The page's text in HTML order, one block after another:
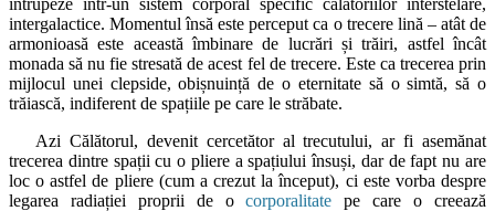
intergalactice. Momentul însă este perceput ca o trecere lină – atât de
armonioasă este această îmbinare de lucrări și trăiri, astfel încât
monada să nu fie stresată de acest fel de trecere. Este ca trecerea prin
mijlocul unei clepside, obișnuință de o eternitate să o simtă, să o
trăiască, indiferent de spațiile pe care le străbate.
Azi Călătorul, devenit cercetător al trecutului, ar fi asemănat
trecerea dintre spații cu o pliere a spațiului însuși, dar de fapt nu are
loc o astfel de pliere (cum a crezut la început), ci este vorba despre
legarea radiației proprii de ocorporalitate pe care o creează